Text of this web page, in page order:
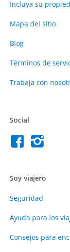
Incluya su
Mapa del sitio
Blog
Términos de
Trabaja con
Social
Soy viajero
Seguridad
Ayuda para los
Consejos para